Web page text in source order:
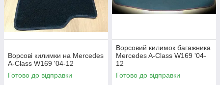
Ворсові килимки на Mercedes
A-Class W169 '04-12
Готово до відправки
Ворсовий килимок багажника
Mercedes A-Class W169 '04-
12
Готово до відправки